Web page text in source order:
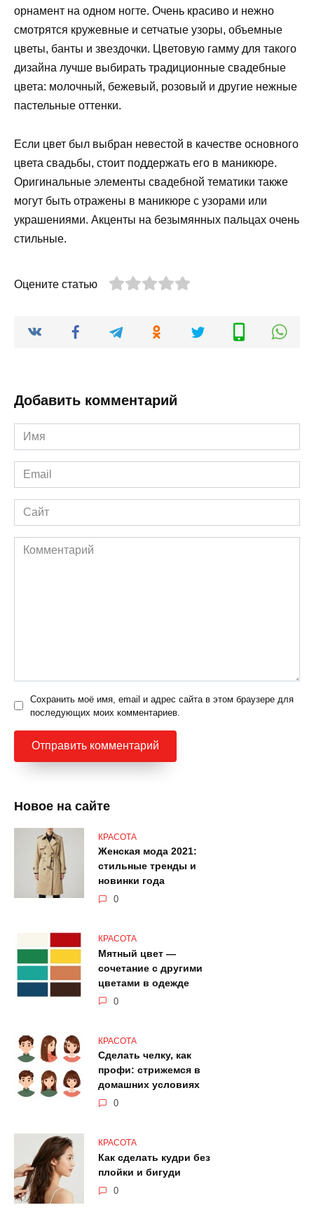
орнамент на одном ногте. Очень красиво и нежно
смотрятся кружевные и сетчатые узоры, объемные
цветы, банты и звездочки. Цветовую гамму для такого
дизайна лучше выбирать традиционные свадебные
цвета: молочный, бежевый, розовый и другие нежные
пастельные оттенки.
Если цвет был выбран невестой в качестве основного
цвета свадьбы, стоит поддержать его в маникюре.
Оригинальные элементы свадебной тематики также
могут быть отражены в маникюре с узорами или
украшениями. Акценты на безымянных пальцах очень
стильные.
Оцените статью
Добавить комментарий
Имя
*
Email
*
Сайт
Комментарий
Сохранить моё имя, email и адрес сайта в этом браузере для
последующих моих комментариев.
Новое на сайте
КРАСОТА
Женская мода 2021:
стильные тренды и
новинки года
0
КРАСОТА
Мятный цвет —
сочетание с другими
цветами в одежде
0
КРАСОТА
Сделать челку, как
профи: стрижемся в
домашних условиях
0
КРАСОТА
Как сделать кудри без
плойки и бигуди
0